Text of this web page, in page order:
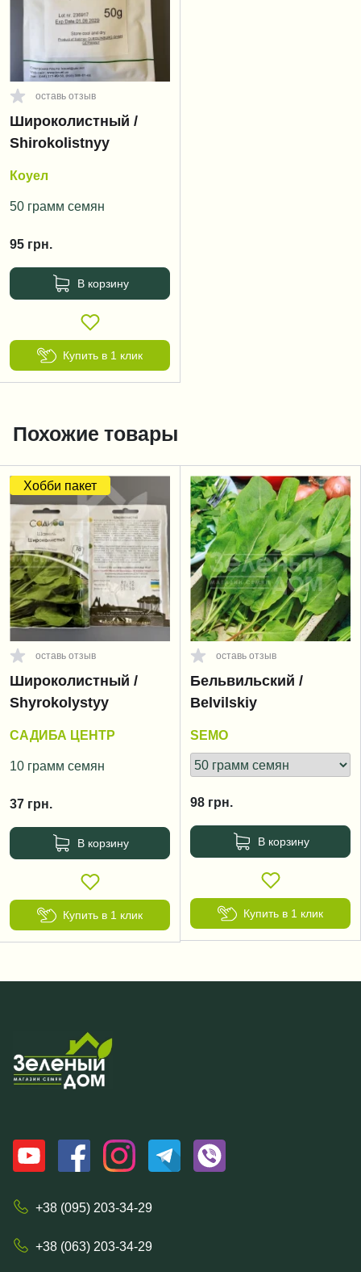
оставь отзыв
Широколистный /
Shirokolistnyy
Коуел
50 грамм семян
95 грн.
В корзину
Купить в 1 клик
Похожие товары
Хобби пакет
оставь отзыв
Широколистный /
Shyrokolystyy
САДИБА ЦЕНТР
10 грамм семян
37 грн.
В корзину
Купить в 1 клик
оставь отзыв
Бельвильский /
Belvilskiy
SEMO
98 грн.
В корзину
Купить в 1 клик
+38 (095) 203-34-29
+38 (063) 203-34-29